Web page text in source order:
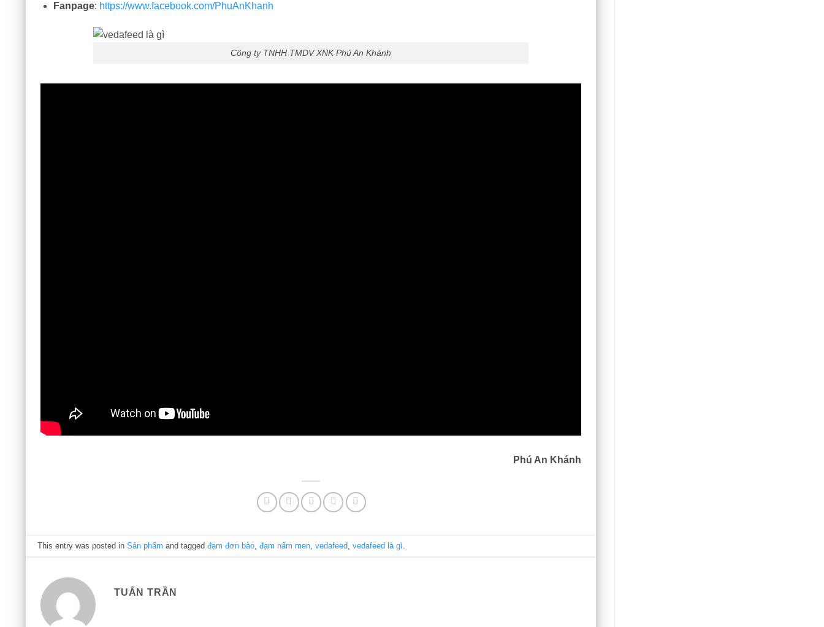
Fanpage: https://www.facebook.com/PhuAnKhanh
Công ty TNHH TMDV XNK Phú An Khánh
Phú An Khánh
This entry was posted inSản phẩm and taggedđạm đơn bào ,đạm nấm men ,vedafeed ,vedafeed là gì
TUẤN TRẦN